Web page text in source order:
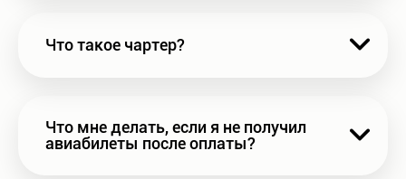
Что такое чартер?
Что мне делать, если я не получил
авиабилеты после оплаты?